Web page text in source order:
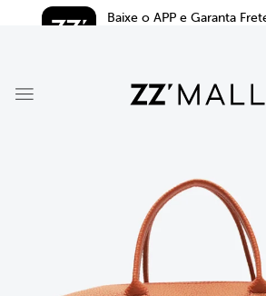
Baixe o APP e Garanta